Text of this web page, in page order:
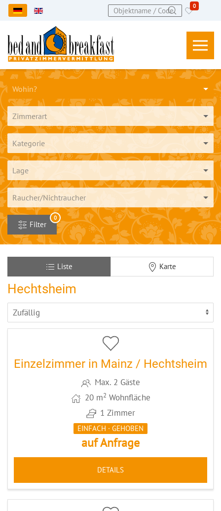
Sprache auswählen 0
Wohin?
Zimmerart
Kategorie
Lage
Raucher/Nichtraucher
Filter
0
Liste Karte
Hechtsheim
6 CODE: MZ012
Einzelzimmer in Mainz / Hechtsheim
Max. 2 Gäste
20 m2 Wohnfläche
1 Zimmer
EINFACH · GEHOBEN
auf Anfrage
DETAILS
5 CODE: MZ002